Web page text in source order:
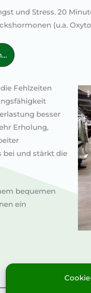
und Stress. 20
(u.a.
Fehlzeiten
besser
Erholung,
bei und stärkt die
bequemen
ein